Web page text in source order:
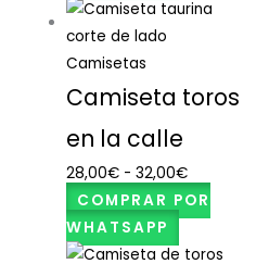
Camisetas
Camiseta toros
en la calle
28,00€ - 32,00€
COMPRAR POR
WHATSAPP